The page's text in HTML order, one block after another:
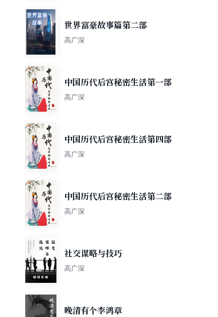
世界富豪故事篇第二部
高广深
中国历代后宫秘密生活第一部
高广深
中国历代后宫秘密生活第四部
高广深
中国历代后宫秘密生活第二部
高广深
社交谋略与技巧
高广深
晚清有个李鸿章